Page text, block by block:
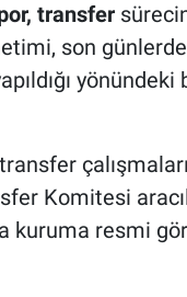
transfer
son
Komitesi
kuruma resmi